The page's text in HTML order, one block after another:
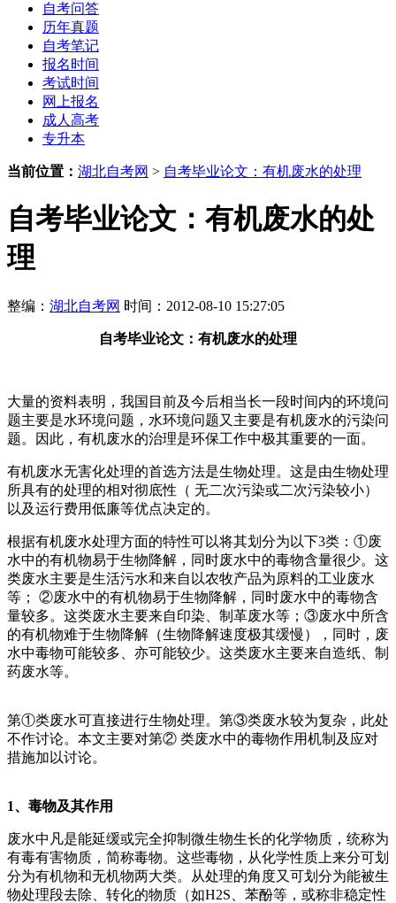
自考问答
历年真题
自考笔记
报名时间
考试时间
网上报名
成人高考
专升本
当前位置： 湖北自考网 > 自考毕业论文：有机废水的处理
自考毕业论文：有机废水的处
理
整编： 湖北自考网 时间：2012-08-10 15:27:05
自考毕业论文：有机废水的处理
大量的资料表明，我国目前及今后相当长一段时间内的环境问
题主要是水环境问题，水环境问题又主要是有机废水的污染问
题。因此，有机废水的治理是环保工作中极其重要的一面。
有机废水无害化处理的首选方法是生物处理。这是由生物处理
所具有的处理的相对彻底性（ 无二次污染或二次污染较小）
以及运行费用低廉等优点决定的。
根据有机废水处理方面的特性可以将其划分为以下3类：①废
水中的有机物易于生物降解，同时废水中的毒物含量很少。这
类废水主要是生活污水和来自以农牧产品为原料的工业废水
等； ②废水中的有机物易于生物降解，同时废水中的毒物含
量较多。这类废水主要来自印染、制革废水等；③废水中所含
的有机物难于生物降解（生物降解速度极其缓慢），同时，废
水中毒物可能较多、亦可能较少。这类废水主要来自造纸、制
药废水等。
第①类废水可直接进行生物处理。第③类废水较为复杂，此处
不作讨论。本文主要对第② 类废水中的毒物作用机制及应对
措施加以讨论。
1、毒物及其作用
废水中凡是能延缓或完全抑制微生物生长的化学物质，统称为
有毒有害物质，简称毒物。这些毒物，从化学性质上来分可划
分为有机物和无机物两大类。从处理的角度又可划分为能被生
物处理段去除、转化的物质（如H2S、苯酚等，或称非稳定性